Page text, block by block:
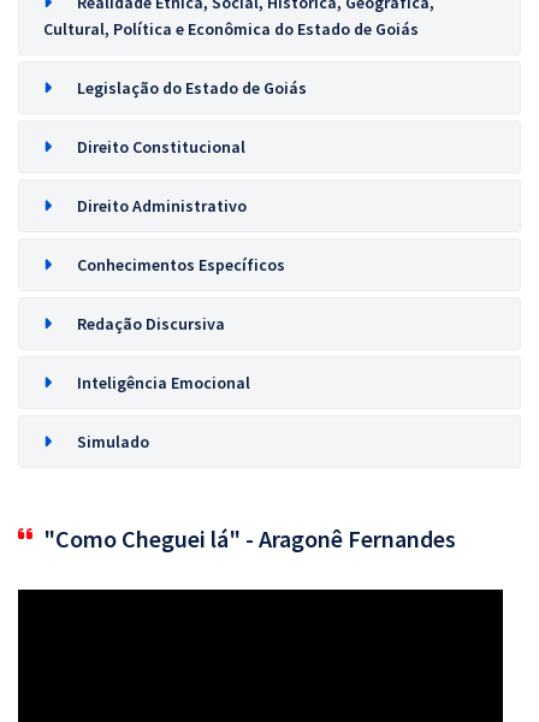
Cultural, Política e Econômica do Estado de Goiás
Legislação do Estado de Goiás
Direito Constitucional
Direito Administrativo
Conhecimentos Específicos
Redação Discursiva
Inteligência Emocional
Simulado
"Como Cheguei lá" - Aragonê Fernandes